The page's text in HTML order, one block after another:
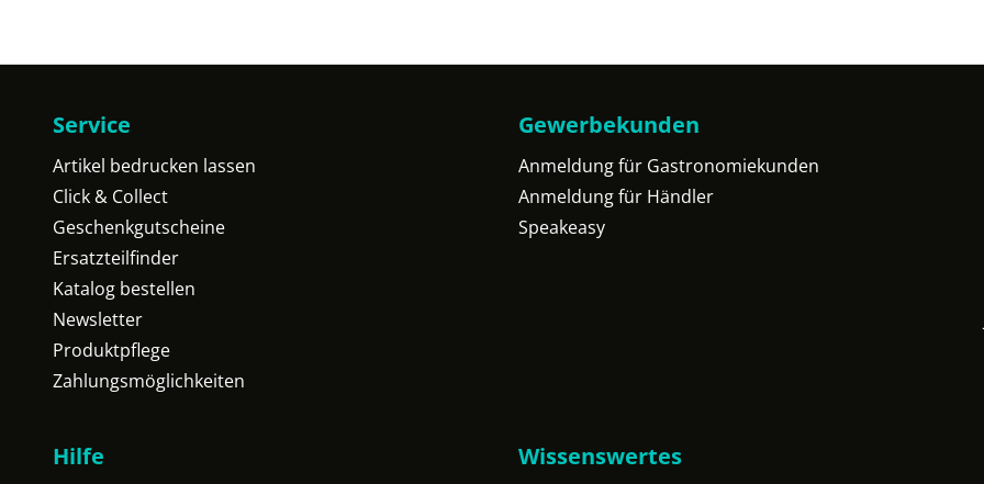
Service
Artikel bedrucken lassen
Click & Collect
Geschenkgutscheine
Ersatzteilfinder
Katalog bestellen
Newsletter
Produktpflege
Zahlungsmöglichkeiten
Gewerbekunden
Anmeldung für Gastronomiekunden
Anmeldung für Händler
Speakeasy
Hilfe Wissenswertes